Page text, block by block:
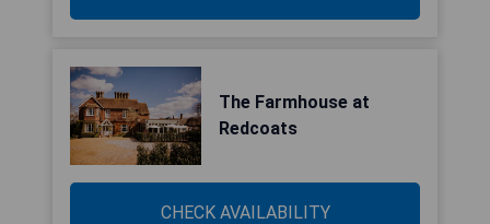
The Farmhouse at
Redcoats
CHECK AVAILABILITY